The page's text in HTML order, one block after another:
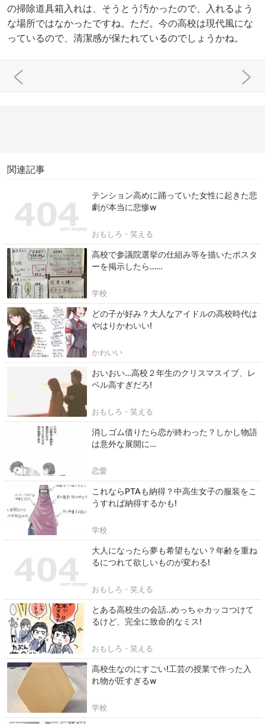
の掃除道具箱入れは、そうとう汚かったので、入れるよう
な場所ではなかったですね。ただ。今の高校は現代風にな
っているので、清潔感が保たれているのでしょうかね。
関連記事
テンション高めに踊っていた女性に起きた悲
劇が本当に悲惨w
おもしろ・笑える
高校で参議院選挙の仕組み等を描いたポスタ
ーを掲示したら……
学校
どの子が好み？大人なアイドルの高校時代は
やはりかわいい!
かわいい
おいおい…高校２年生のクリスマスイブ、レ
ベル高すぎだろ!
おもしろ・笑える
消しゴム借りたら恋が終わった？しかし物語
は意外な展開に…
恋愛
これならPTAも納得？中高生女子の服装をこ
うすれば納得するかも!
学校
大人になったら夢も希望もない？年齢を重ね
るにつれて欲しいものが変わる!
おもしろ・笑える
とある高校生の会話..めっちゃカッコつけて
るけど、完全に致命的なミス!
おもしろ・笑える
高校生なのにすごい!工芸の授業で作った入
れ物が匠すぎるw
学校